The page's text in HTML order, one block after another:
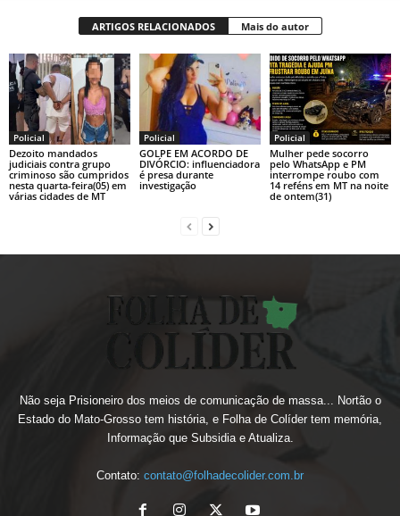
ARTIGOS RELACIONADOS Mais do autor
Policial
Dezoito mandados
judiciais contra grupo
criminoso são cumpridos
nesta quarta-feira(05) em
várias cidades de MT
Policial
GOLPE EM ACORDO DE
DIVÓRCIO: influenciadora
é presa durante
investigação
Policial
Mulher pede socorro
pelo WhatsApp e PM
interrompe roubo com
14 reféns em MT na noite
de ontem(31)
Não seja Prisioneiro dos meios de comunicação de massa... Nortão o
Estado do Mato-Grosso tem história, e Folha de Colíder tem memória,
Informação que Subsidia e Atualiza.
Contato: contato@folhadecolider.com.br